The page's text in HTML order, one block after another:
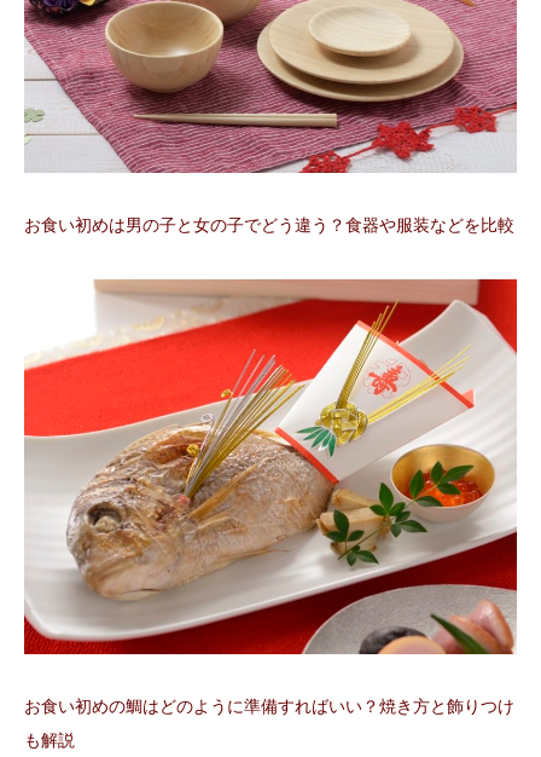
お食い初めは男の子と女の子でどう違う？食器や服装などを比較
お食い初めの鯛はどのように準備すればいい？焼き方と飾りつけ
も解説